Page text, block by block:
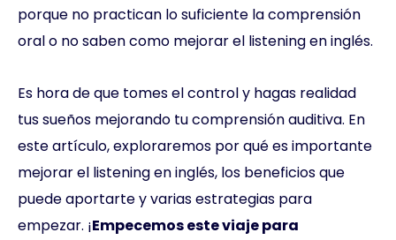
porque no practican lo suficiente la comprensión
oral o no saben como mejorar el listening en inglés.
Es hora de que tomes el control y hagas realidad
tus sueños mejorando tu comprensión auditiva. En
este artículo, exploraremos por qué es importante
mejorar el listening en inglés, los beneficios que
puede aportarte y varias estrategias para
empezar. ¡Empecemos este viaje para